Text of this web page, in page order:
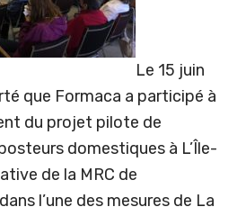
Le 15 juin
que Formaca a participé à
du projet pilote de
domestiques à L’Île-
de la MRC de
l’une des mesures de La